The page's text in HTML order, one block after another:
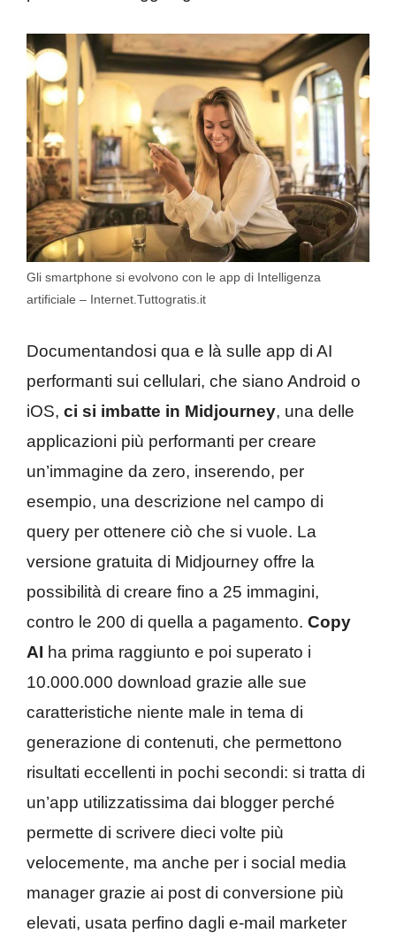
Gli smartphone si evolvono con le app di Intelligenza
artificiale – Internet.Tuttogratis.it
Documentandosi qua e là sulle app di AI
performanti sui cellulari, che siano Android o
iOS, ci si imbatte in Midjourney, una delle
applicazioni più performanti per creare
un’immagine da zero, inserendo, per
esempio, una descrizione nel campo di
query per ottenere ciò che si vuole. La
versione gratuita di Midjourney offre la
possibilità di creare fino a 25 immagini,
contro le 200 di quella a pagamento. Copy
AI ha prima raggiunto e poi superato i
10.000.000 download grazie alle sue
caratteristiche niente male in tema di
generazione di contenuti, che permettono
risultati eccellenti in pochi secondi: si tratta di
un’app utilizzatissima dai blogger perché
permette di scrivere dieci volte più
velocemente, ma anche per i social media
manager grazie ai post di conversione più
elevati, usata perfino dagli e-mail marketer